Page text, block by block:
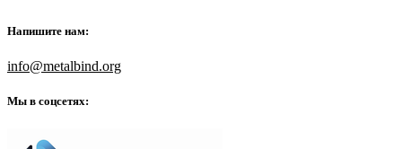
Напишите нам:
info@metalbind.org
Мы в соцсетях: